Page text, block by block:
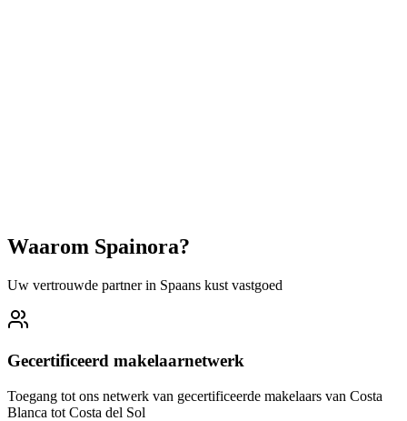
Waarom Spainora?
Uw vertrouwde partner in Spaans kust vastgoed
Gecertificeerd makelaarnetwerk
Toegang tot ons netwerk van gecertificeerde makelaars van Costa
Blanca tot Costa del Sol